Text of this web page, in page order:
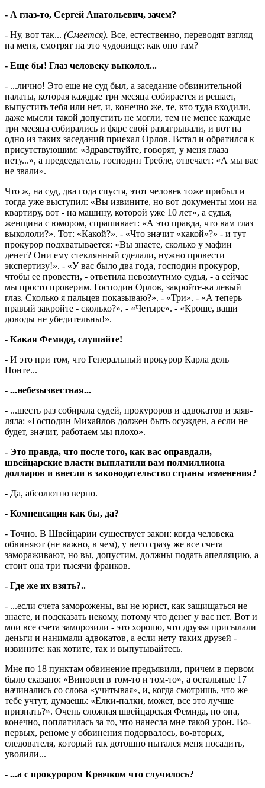
- А глаз-то, Сергей Анатольевич, зачем?
- Ну, вот так... (Сме­ет­ся). Все, естественно, переводят взгляд
на меня, смотрят на это чудовище: как оно там?
- Еще бы! Глаз человеку выколол...
- ...лично! Это еще не суд был, а заседание обвинительной
палаты, которая каждые три месяца собирается и решает,
выпустить тебя или нет, и, конечно же, те, кто туда входили,
даже мысли такой допустить не могли, тем не менее каждые
три месяца собирались и фарс свой разыгрывали, и вот на
одно из таких заседаний приехал Орлов. Встал и обратился к
присутствующим: «Здравствуйте, говорят, у меня глаза
нету...», а председатель, господин Требле, отвечает: «А мы вас
не звали».
Что ж, на суд, два года спустя, этот человек тоже прибыл и
тогда уже выступил: «Вы извините, но вот документы мои на
квартиру, вот - на машину, которой уже 10 лет», а судья,
женщина с юмором, спрашивает: «А это правда, что вам глаз
выкололи?». Тот: «Какой?». - «Что значит «какой»?» - и тут
прокурор подхватывается: «Вы знаете, сколько у мафии
денег? Они ему стеклянный сделали, нужно провести
экспертизу!». - «У вас было два года, господин прокурор,
чтобы ее провести, - ответила невозмутимо судья, - а сейчас
мы просто проверим. Господин Орлов, закройте-ка левый
глаз. Сколько я пальцев показываю?». - «Три». - «А теперь
правый закройте - сколько?». - «Четыре». - «Кроше, ваши
доводы не убедительны!».
- Какая Фемида, слушайте!
- И это при том, что Генеральный прокурор Карла дель
Понте...
- ...небезызвестная...
- ...шесть раз со­би­рала судей, прокуроров и адвокатов и заяв­
ля­ла: «Господин Ми­хайлов должен быть осужден, а если не
будет, значит, работаем мы плохо».
- Это правда, что после того, как вас оправдали,
швейцарские власти выплатили вам полмиллиона
долларов и внесли в законодательство страны изменения?
- Да, абсолютно верно.
- Компенсация как бы, да?
- Точно. В Швей­царии существует закон: когда человека
обвиняют (не важно, в чем), у него сразу же все счета
замораживают, но вы, допустим, должны подать апелляцию, а
стоит она три тысячи франков.
- Где же их взять?..
- ...если счета заморожены, вы не юрист, как защищаться не
знаете, и подсказать некому, потому что денег у вас нет. Вот и
мои все счета заморозили - это хорошо, что друзья присылали
деньги и нанимали адвокатов, а если нету таких друзей -
извините: как хотите, так и выпутывайтесь.
Мне по 18 пунктам обвинение предъ­я­ви­ли, причем в первом
было сказано: «Виновен в том-то и том-то», а остальные 17
начинались со слова «учитывая», и, когда смотришь, что же
тебе учтут, думаешь: «Елки-палки, может, все это лучше
признать?». Очень сложная швейцарская Фемида, но она,
конечно, поплатилась за то, что нанесла мне такой урон. Во-
первых, реноме у обвинения подорвалось, во-вторых,
следователя, который так дотошно пытался меня посадить,
уволили...
- ...а с прокурором Крючком что слу­чилось?